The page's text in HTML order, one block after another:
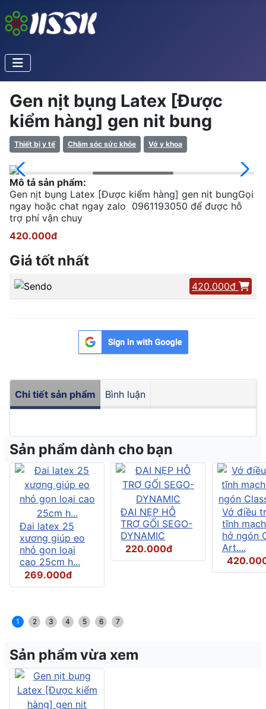
Gen nịt bụng Latex [Được
kiểm hàng] gen nit bung
Thiết bị y tế Chăm sóc sức khỏe Vớ y khoa
Mô tả sản phẩm:
Gen nịt bụng Latex [Được kiểm hàng] gen nit bungGọi
ngay hoặc chat ngay zalo 0961193050 để được hỗ
trợ phí vận chuy
420.000đ
Giá tốt nhất
420.000đ
Chi tiết sản phẩm Bình luận
Sản phẩm dành cho bạn
Đai latex 25
xương giúp eo
nhỏ gọn loại
cao 25cm h...
269.000đ
ĐAI NẸP HỖ
TRỢ GỐI SEGO-
DYNAMIC
220.000đ
Vớ điều
tĩnh
hở ngón
Art....
1 2 3 4 5 6 7
Sản phẩm vừa xem